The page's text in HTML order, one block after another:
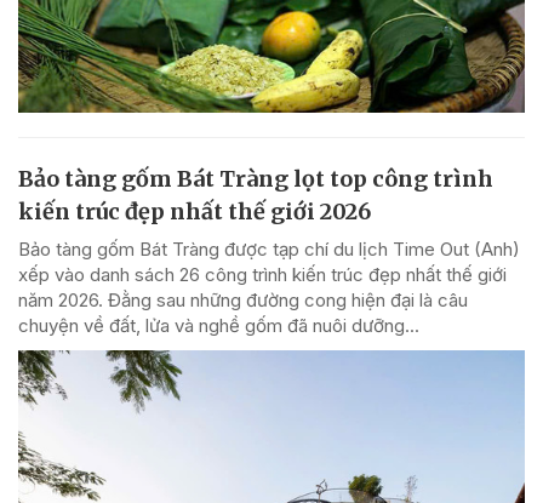
Bảo tàng gốm Bát Tràng lọt top công trình
kiến trúc đẹp nhất thế giới 2026
Bảo tàng gốm Bát Tràng được tạp chí du lịch Time Out (Anh)
xếp vào danh sách 26 công trình kiến trúc đẹp nhất thế giới
năm 2026. Đằng sau những đường cong hiện đại là câu
chuyện về đất, lửa và nghề gốm đã nuôi dưỡng...